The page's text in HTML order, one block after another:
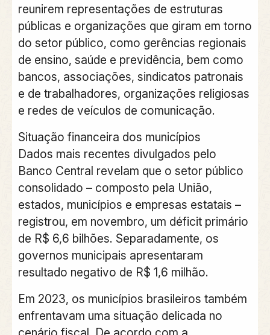
reunirem representações de estruturas
públicas e organizações que giram em torno
do setor público, como gerências regionais
de ensino, saúde e previdência, bem como
bancos, associações, sindicatos patronais
e de trabalhadores, organizações religiosas
e redes de veículos de comunicação.
Situação financeira dos municípios
Dados mais recentes divulgados pelo
Banco Central revelam que o setor público
consolidado – composto pela União,
estados, municípios e empresas estatais –
registrou, em novembro, um déficit primário
de R$ 6,6 bilhões. Separadamente, os
governos municipais apresentaram
resultado negativo de R$ 1,6 milhão.
Em 2023, os municípios brasileiros também
enfrentavam uma situação delicada no